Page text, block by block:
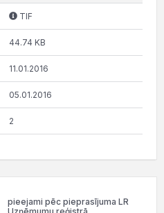
TIF
44.74 KB
11.01.2016
05.01.2016
2
pieejami pēc pieprasījuma LR